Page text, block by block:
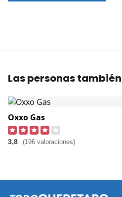
Las personas
Oxxo Gas
3,8 (196 valoraciones)